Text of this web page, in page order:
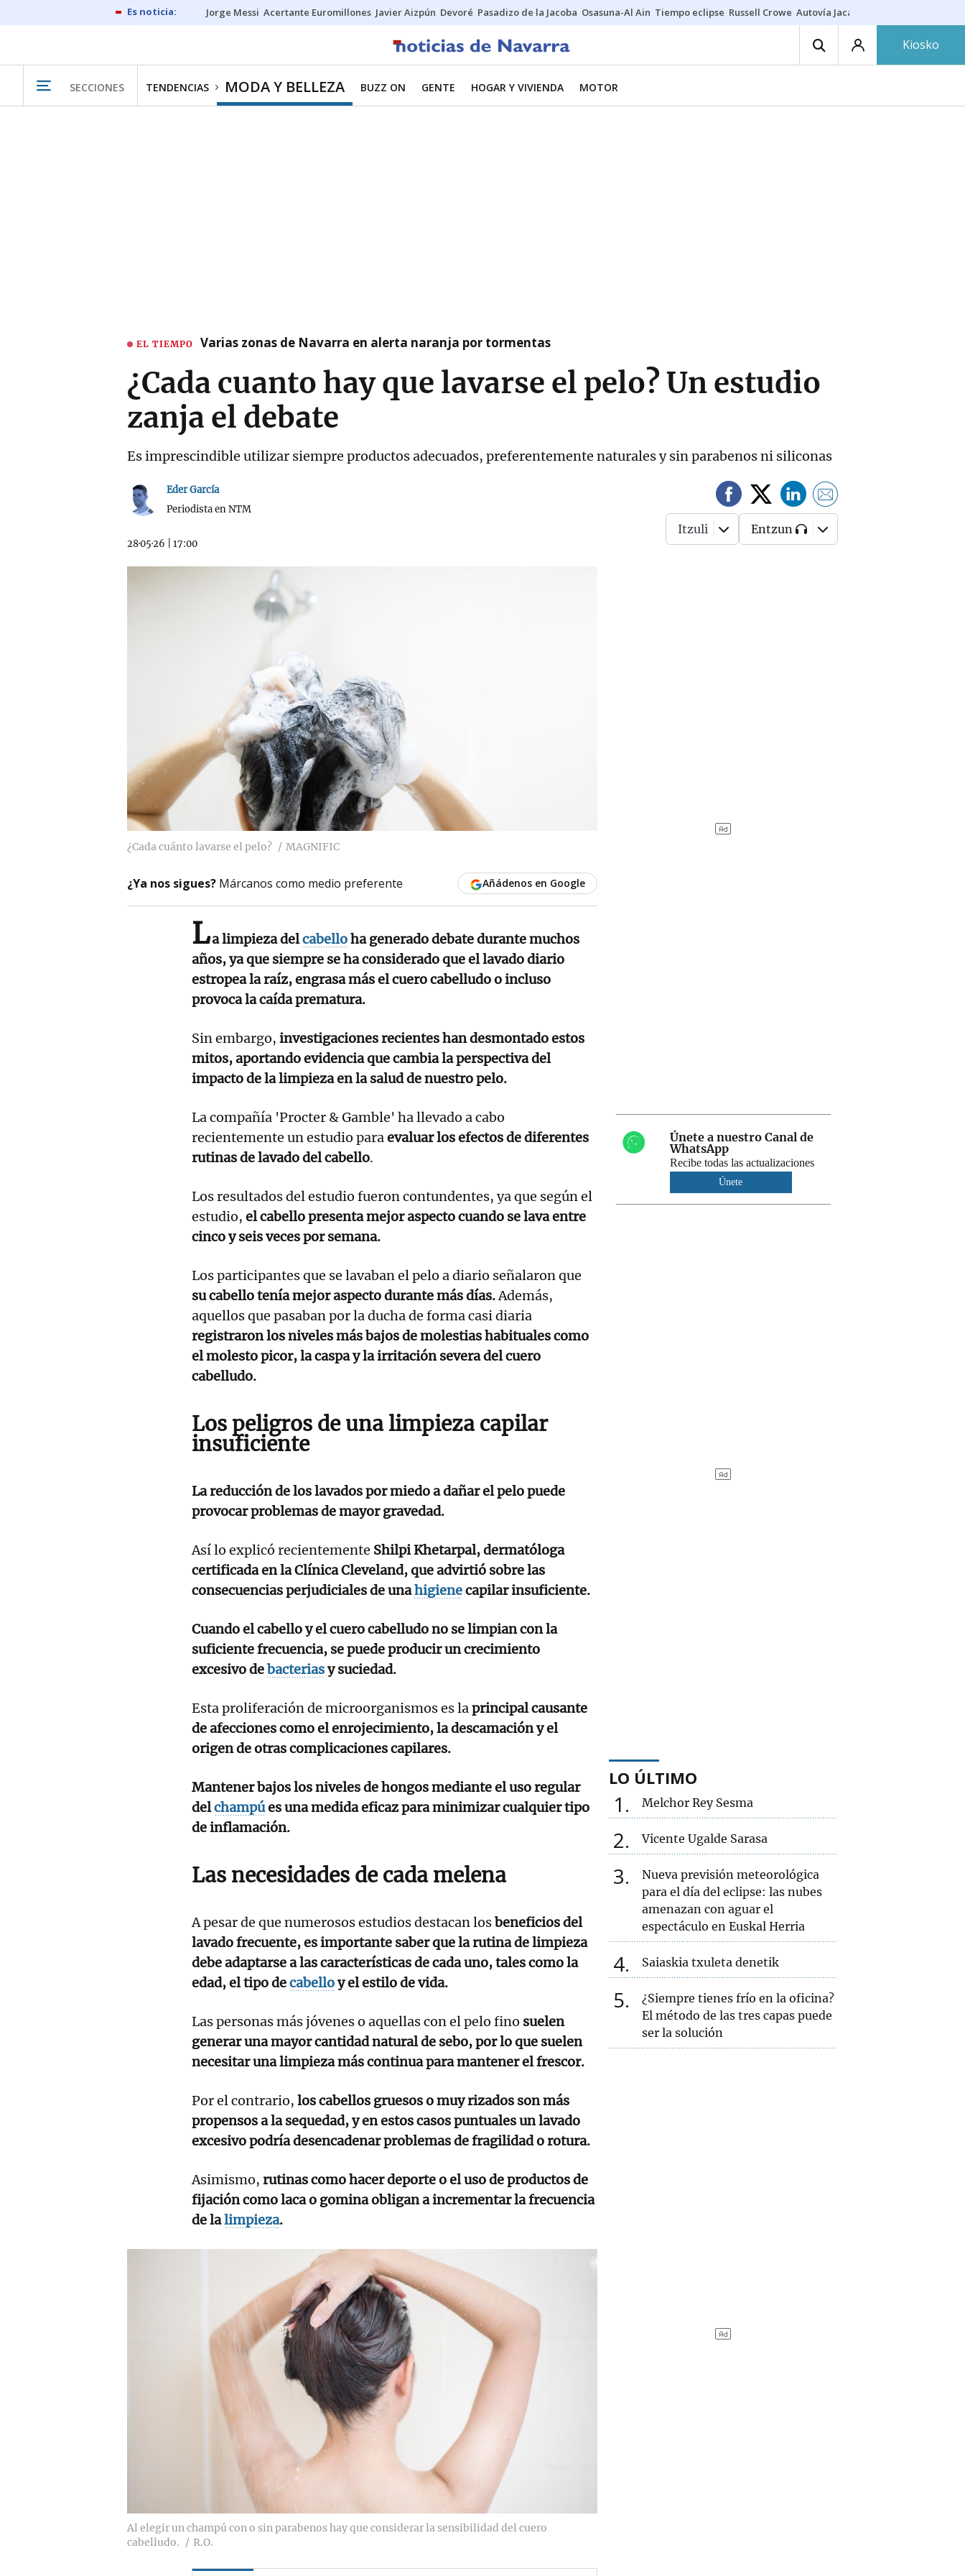
Jorge Messi Acertante Euromillones Javier Aizpún Devoré Pasadizo de la Jacoba Osasuna-Al Ain Tiempo eclipse Russell Crowe Autovía Jaca
Kiosko
SECCIONES TENDENCIAS MODA Y BELLEZA BUZZ ON GENTE HOGAR Y VIVIENDA MOTOR
EL TIEMPO Varias zonas de Navarra en alerta naranja por tormentas
¿Cada cuanto hay que lavarse el pelo? Un estudio
zanja el debate
Es imprescindible utilizar siempre productos adecuados, preferentemente naturales y sin parabenos ni siliconas
Eder García
Periodista en NTM
28·05·26 17:00
Itzuli Entzun
¿Cada cuánto lavarse el pelo? MAGNIFIC
¿Ya nos sigues? Márcanos como medio preferente Añádenos en Google
La limpieza delcabelloha generado debate durante muchos
años, ya que siempre se ha considerado que el lavado diario
estropea la raíz, engrasa más el cuero cabelludo o incluso
provoca la caída prematura.
Sin embargo, investigaciones recientes han desmontado estos
mitos, aportando evidencia que cambia la perspectiva del
impacto de la limpieza en la salud de nuestro pelo.
La compañía 'Procter & Gamble' ha llevado a cabo
recientemente un estudio paraevaluar los efectos de diferentes
rutinas de lavado del cabello.
Los resultados del estudio fueron contundentes, ya que según el
estudio, el cabello presenta mejor aspecto cuando se lava entre
cinco y seis veces por semana.
Los participantes que se lavaban el pelo a diario señalaron que
su cabello tenía mejor aspecto durante más días.Además,
aquellos que pasaban por la ducha de forma casi diaria
registraron los niveles más bajos de molestias habituales como
el molesto picor, la caspa y la irritación severa del cuero
cabelludo.
Los peligros de una limpieza capilar
insuficiente
La reducción de los lavados por miedo a dañar el pelo puede
provocar problemas de mayor gravedad.
Así lo explicó recientemente Shilpi Khetarpal, dermatóloga
certificada en la Clínica Cleveland, que advirtió sobre las
consecuencias perjudiciales de unahigienecapilar insuficiente.
Cuando el cabello y el cuero cabelludo no se limpian con la
suficiente frecuencia, se puede producir un crecimiento
excesivo debacteriasy suciedad.
Esta proliferación de microorganismos es laprincipal causante
de afecciones como el enrojecimiento, la descamación y el
origen de otras complicaciones capilares.
Mantener bajos los niveles de hongos mediante el uso regular
delchampúes una medida eficaz para minimizar cualquier tipo
de inflamación.
Las necesidades de cada melena
A pesar de que numerosos estudios destacan losbeneficios del
lavado frecuente, es importante saber que la rutina de limpieza
debe adaptarse a las características de cada uno, tales como la
edad, el tipo decabelloy el estilo de vida.
Las personas más jóvenes o aquellas con el pelo fino suelen
generar una mayor cantidad natural de sebo, por lo que suelen
necesitar una limpieza más continua para mantener el frescor.
Por el contrario, los cabellos gruesos o muy rizados son más
propensos a la sequedad, y en estos casos puntuales un lavado
excesivo podría desencadenar problemas de fragilidad o rotura.
Asimismo, rutinas como hacer deporte o el uso de productos de
fijación como laca o gomina obligan a incrementar la frecuencia
de lalimpieza.
Al elegir un champú con o sin parabenos hay que considerar la sensibilidad del cuero
cabelludo.
R.O.
Únete a nuestro Canal de
WhatsApp
Recibe todas las actualizaciones
Únete
LO ÚLTIMO
1 Melchor Rey Sesma
2 Vicente Ugalde Sarasa
3
Nueva previsión meteorológica
para el día del eclipse: las nubes
amenazan con aguar el
espectáculo en Euskal Herria
4 Saiaskia txuleta denetik
5
¿Siempre tienes frío en la oficina?
El método de las tres capas puede
ser la solución